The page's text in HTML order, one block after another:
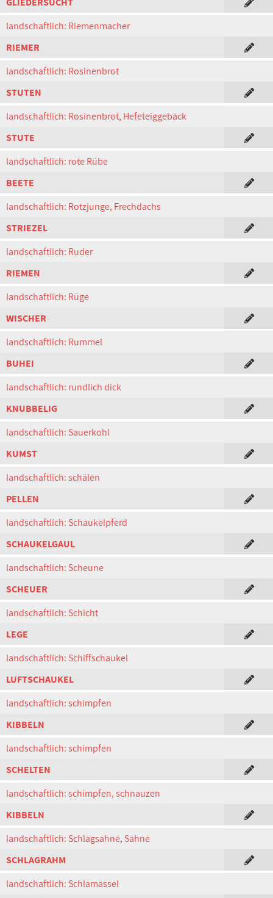
landschaftlich: Riemenmacher
RIEMER
landschaftlich: Rosinenbrot
STUTEN
landschaftlich: Rosinenbrot, Hefeteiggebäck
STUTE
landschaftlich: rote Rübe
BEETE
landschaftlich: Rotzjunge, Frechdachs
STRIEZEL
landschaftlich: Ruder
RIEMEN
landschaftlich: Rüge
WISCHER
landschaftlich: Rummel
BUHEI
landschaftlich: rundlich dick
KNUBBELIG
landschaftlich: Sauerkohl
KUMST
landschaftlich: schälen
PELLEN
landschaftlich: Schaukelpferd
SCHAUKELGAUL
landschaftlich: Scheune
SCHEUER
landschaftlich: Schicht
LEGE
landschaftlich: Schiffschaukel
LUFTSCHAUKEL
landschaftlich: schimpfen
KIBBELN
landschaftlich: schimpfen
SCHELTEN
landschaftlich: schimpfen, schnauzen
KIBBELN
landschaftlich: Schlagsahne, Sahne
SCHLAGRAHM
landschaftlich: Schlamassel